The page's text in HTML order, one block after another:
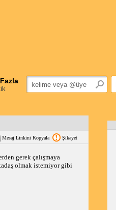
Mesaj Linkini Kopyala Şikayet
gerek çalışmaya
olmak istemiyor gibi